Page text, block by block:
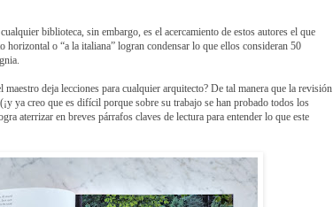
biblioteca, sin embargo, es el acercamiento de estos autores el que
horizontal o “a la italiana” logran condensar lo que ellos consideran 50
deja lecciones para cualquier arquitecto? De tal manera que la revisión
ya creo que es difícil porque sobre su trabajo se han probado todos los
aterrizar en breves párrafos claves de lectura para entender lo que este